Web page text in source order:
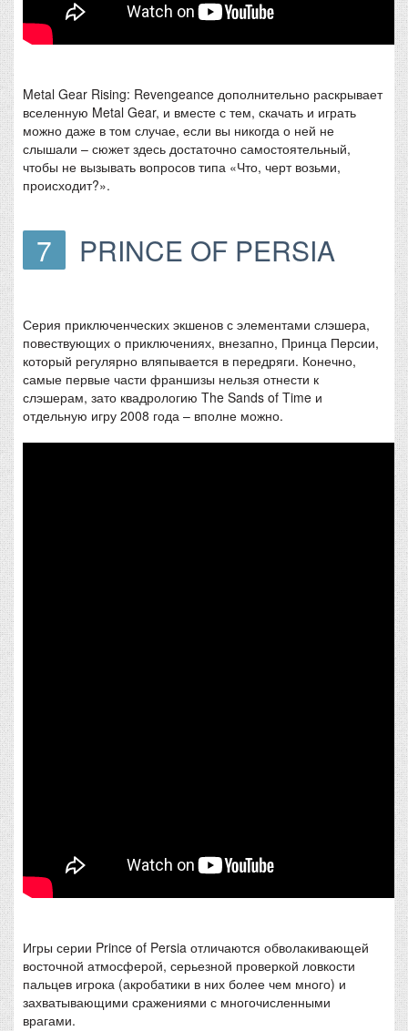
Metal Gear Rising: Revengeance дополнительно раскрывает
вселенную Metal Gear, и вместе с тем, скачать и играть
можно даже в том случае, если вы никогда о ней не
слышали – сюжет здесь достаточно самостоятельный,
чтобы не вызывать вопросов типа «Что, черт возьми,
происходит?».
7 PRINCE OF PERSIA
Серия приключенческих экшенов с элементами слэшера,
повествующих о приключениях, внезапно, Принца Персии,
который регулярно вляпывается в передряги. Конечно,
самые первые части франшизы нельзя отнести к
слэшерам, зато квадрологию The Sands of Time и
отдельную игру 2008 года – вполне можно.
Игры серии Prince of Persia отличаются обволакивающей
восточной атмосферой, серьезной проверкой ловкости
пальцев игрока (акробатики в них более чем много) и
захватывающими сражениями с многочисленными
врагами.